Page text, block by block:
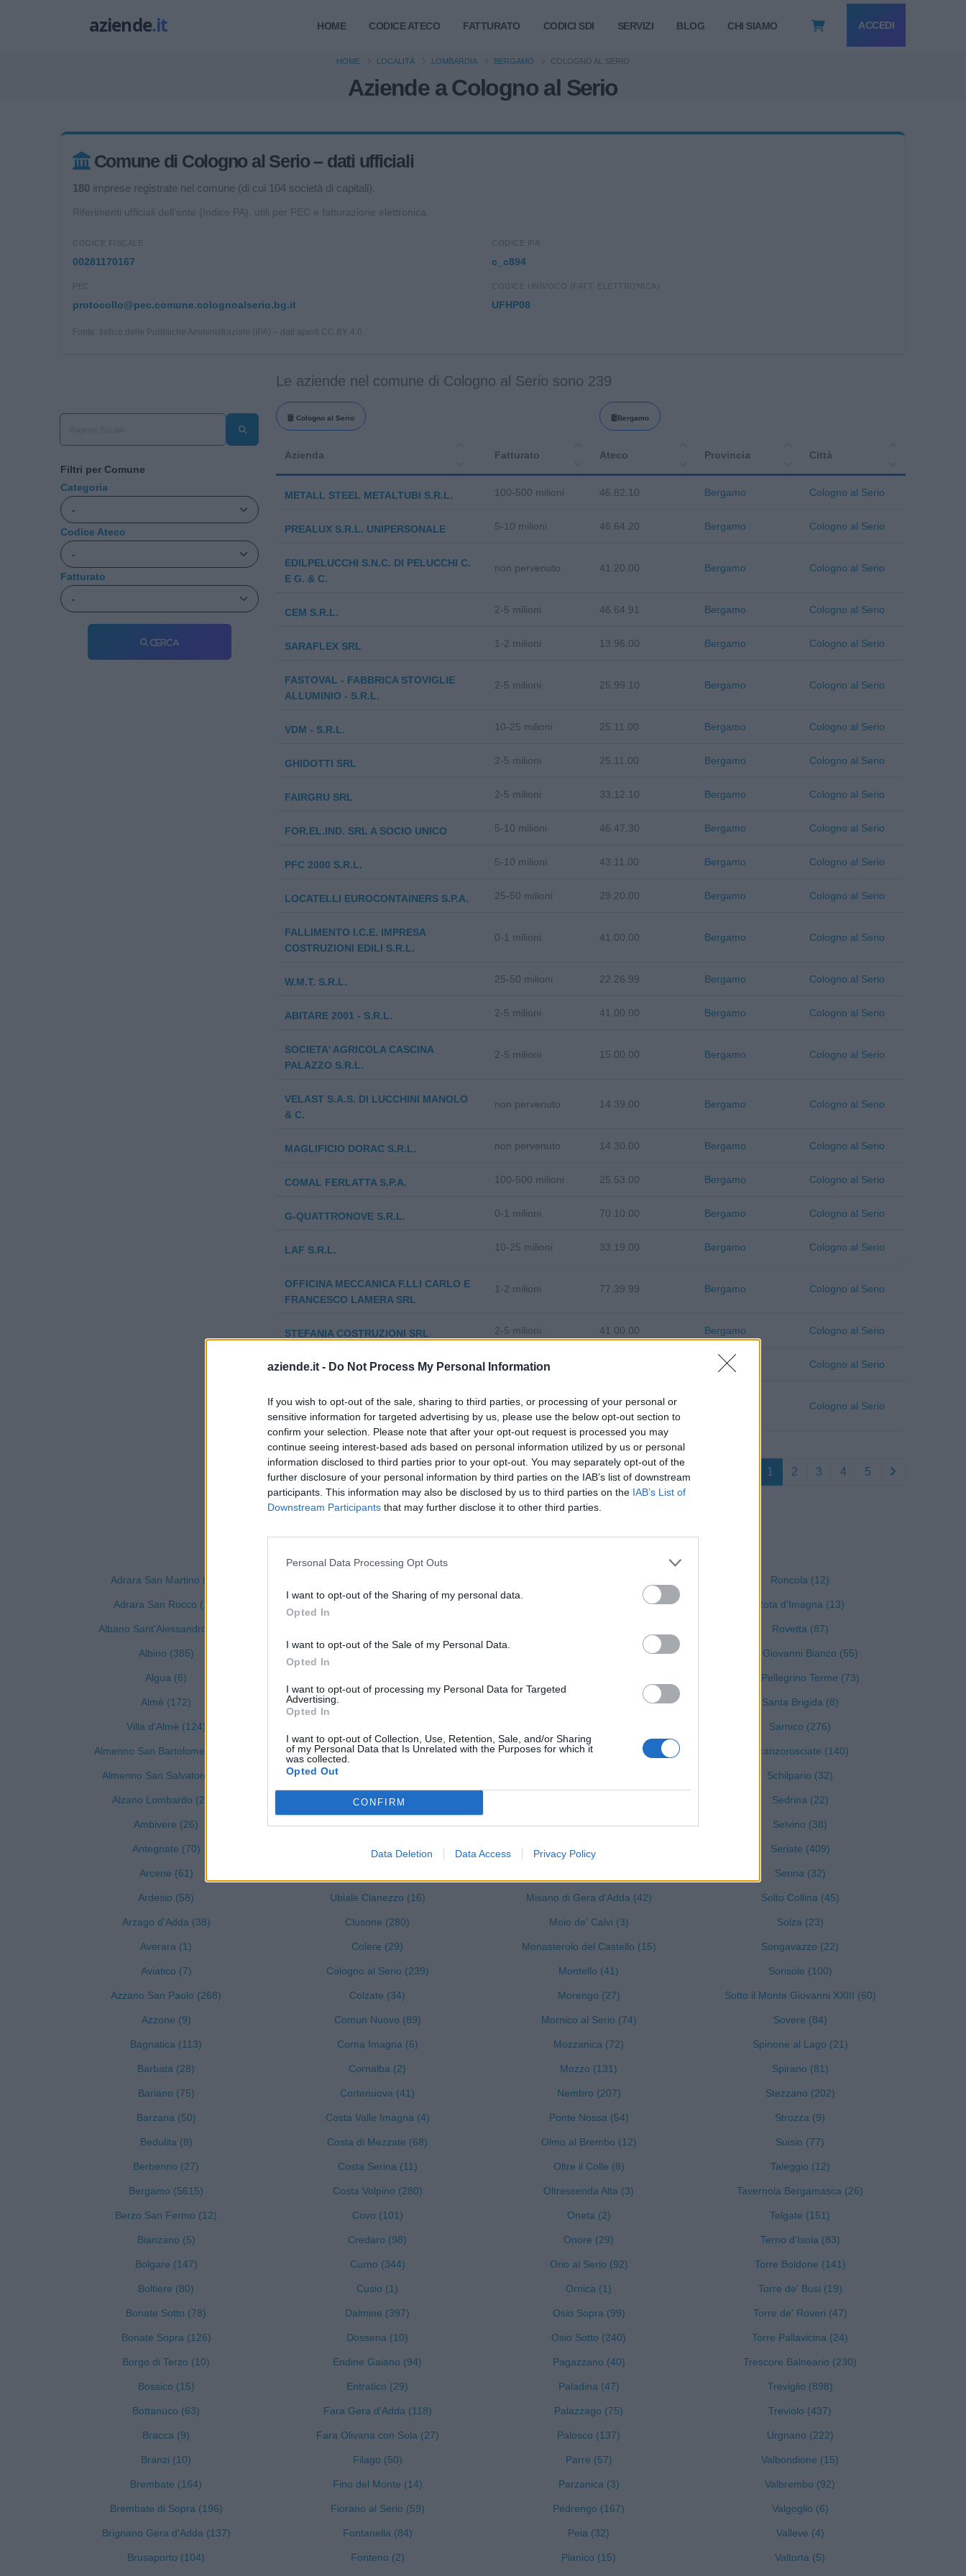
aziende.it - Do Not Process My Personal Information
If you wish to opt-out of the sale, sharing to third parties, or processing of your personal or
sensitive information for targeted advertising by us, please use the below opt-out section to
confirm your selection. Please note that after your opt-out request is processed you may
continue seeing interest-based ads based on personal information utilized by us or personal
information disclosed to third parties prior to your opt-out. You may separately opt-out of the
further disclosure of your personal information by third parties on the IAB’s list of downstream
participants. This information may also be disclosed by us to third parties on the IAB’s List of
Downstream Participants that may further disclose it to other third parties.
Personal Data Processing Opt Outs
I want to opt-out of the Sharing of my personal data.
Opted In
I want to opt-out of the Sale of my Personal Data.
Opted In
I want to opt-out of processing my Personal Data for Targeted
Advertising.
Opted In
I want to opt-out of Collection, Use, Retention, Sale, and/or Sharing
of my Personal Data that Is Unrelated with the Purposes for which it
was collected.
Opted Out
CONFIRM
Data Deletion Data Access Privacy Policy
HOME CODICE ATECO FATTURATO CODICI SDI SERVIZI BLOG CHI SIAMO ACCEDI
Aziende a Cologno al Serio
HOME LOCALITÀ LOMBARDIA BERGAMO COLOGNO AL SERIO
Comune di Cologno al Serio – dati ufficiali
180 imprese registrate nel comune (di cui 104 società di capitali).
Riferimenti ufficiali dell'ente (Indice PA), utili per PEC e fatturazione elettronica.
CODICE FISCALE
00281170167
CODICE IPA
c_c894
PEC
protocollo@pec.comune.colognoalserio.bg.it
CODICE UNIVOCO (FATT. ELETTRONICA)
UFHP08
Fonte: Indice delle Pubbliche Amministrazioni (IPA) – dati aperti CC BY 4.0.
Filtri per Comune
Categoria
Codice Ateco
Fatturato
Cerca
Le aziende nel comune di Cologno al Serio sono 239
Cologno al Serio Bergamo
Azienda Fatturato Ateco Provincia Città
METALL STEEL METALTUBI S.R.L. 100-500 milioni 46.82.10 Bergamo Cologno al Serio
PREALUX S.R.L. UNIPERSONALE 5-10 milioni 46.64.20 Bergamo Cologno al Serio
EDILPELUCCHI S.N.C. DI PELUCCHI C.
E G. & C.
non pervenuto 41.20.00 Bergamo Cologno al Serio
CEM S.R.L. 2-5 milioni 46.64.91 Bergamo Cologno al Serio
SARAFLEX SRL 1-2 milioni 13.96.00 Bergamo Cologno al Serio
FASTOVAL - FABBRICA STOVIGLIE
ALLUMINIO - S.R.L.
2-5 milioni 25.99.10 Bergamo Cologno al Serio
VDM - S.R.L. 10-25 milioni 25.11.00 Bergamo Cologno al Serio
GHIDOTTI SRL 2-5 milioni 25.11.00 Bergamo Cologno al Serio
FAIRGRU SRL 2-5 milioni 33.12.10 Bergamo Cologno al Serio
FOR.EL.IND. SRL A SOCIO UNICO 5-10 milioni 46.47.30 Bergamo Cologno al Serio
PFC 2000 S.R.L. 5-10 milioni 43.11.00 Bergamo Cologno al Serio
LOCATELLI EUROCONTAINERS S.P.A. 25-50 milioni 29.20.00 Bergamo Cologno al Serio
FALLIMENTO I.C.E. IMPRESA
COSTRUZIONI EDILI S.R.L.
0-1 milioni 41.00.00 Bergamo Cologno al Serio
W.M.T. S.R.L. 25-50 milioni 22.26.99 Bergamo Cologno al Serio
ABITARE 2001 - S.R.L. 2-5 milioni 41.00.00 Bergamo Cologno al Serio
SOCIETA' AGRICOLA CASCINA
PALAZZO S.R.L.
2-5 milioni 15.00.00 Bergamo Cologno al Serio
VELAST S.A.S. DI LUCCHINI MANOLO
& C.
non pervenuto 14.39.00 Bergamo Cologno al Serio
MAGLIFICIO DORAC S.R.L. non pervenuto 14.30.00 Bergamo Cologno al Serio
COMAL FERLATTA S.P.A. 100-500 milioni 25.53.00 Bergamo Cologno al Serio
G-QUATTRONOVE S.R.L. 0-1 milioni 70.10.00 Bergamo Cologno al Serio
LAF S.R.L. 10-25 milioni 33.19.00 Bergamo Cologno al Serio
OFFICINA MECCANICA F.LLI CARLO E
FRANCESCO LAMERA SRL
1-2 milioni 77.39.99 Bergamo Cologno al Serio
STEFANIA COSTRUZIONI SRL 2-5 milioni 41.00.00 Bergamo Cologno al Serio
SOMIN S.R.L. 10-25 milioni Bergamo Cologno al Serio
IMPRESA DI COSTRUZIONI EDILI C.F.L.
- S.R.L.
10-25 milioni 41.00.00 Cologno al Serio
1 2 3 4 5
Visualizza tutti i comuni della provincia di Bergamo
Adrara San Martino (65)
Adrara San Rocco (13)
Albano Sant'Alessandro (212)
Albino (385)
Algua (6)
Almè (172)
Villa d'Almè (124)
Almenno San Bartolomeo (126)
Almenno San Salvatore (82)
Alzano Lombardo (227)
Ambivere (26)
Antegnate (70)
Arcene (61)
Ardesio (58)
Arzago d'Adda (38)
Averara (1)
Aviatico (7)
Azzano San Paolo (268)
Azzone (9)
Bagnatica (113)
Barbata (28)
Bariano (75)
Barzana (50)
Bedulita (8)
Berbenno (27)
Bergamo (5615)
Berzo San Fermo (12)
Bianzano (5)
Bolgare (147)
Boltiere (80)
Bonate Sotto (78)
Bonate Sopra (126)
Borgo di Terzo (10)
Bossico (15)
Bottanuco (63)
Bracca (9)
Branzi (10)
Brembate (164)
Brembate di Sopra (196)
Brignano Gera d'Adda (137)
Brusaporto (104)
Cazzano Sant'Andrea (57)
Cenate Sotto (72)
Cerete (37)
Chignolo d'Isola (64)
Chiuduno (159)
Cisano Bergamasco (101)
Ciserano (155)
Ubiale Clanezzo (16)
Clusone (280)
Colere (29)
Cologno al Serio (239)
Colzate (34)
Comun Nuovo (89)
Corna Imagna (6)
Cornalba (2)
Cortenuova (41)
Costa Valle Imagna (4)
Costa di Mezzate (68)
Costa Serina (11)
Costa Volpino (280)
Covo (101)
Credaro (98)
Curno (344)
Cusio (1)
Dalmine (397)
Dossena (10)
Endine Gaiano (94)
Entratico (29)
Fara Gera d'Adda (118)
Fara Olivana con Sola (27)
Filago (50)
Fino del Monte (14)
Fiorano al Serio (59)
Fontanella (84)
Fonteno (2)
Luzzana (22)
Martinengo (204)
Medolago (84)
Misano di Gera d'Adda (42)
Moio de' Calvi (3)
Monasterolo del Castello (15)
Montello (41)
Morengo (27)
Mornico al Serio (74)
Mozzanica (72)
Mozzo (131)
Nembro (207)
Ponte Nossa (54)
Olmo al Brembo (12)
Oltre il Colle (8)
Oltressenda Alta (3)
Oneta (2)
Onore (29)
Orio al Serio (92)
Ornica (1)
Osio Sopra (99)
Osio Sotto (240)
Pagazzano (40)
Paladina (47)
Palazzago (75)
Palosco (137)
Parre (57)
Parzanica (3)
Pedrengo (167)
Peia (32)
Pianico (15)
Roncola (12)
Rota d'Imagna (13)
Rovetta (87)
San Giovanni Bianco (55)
San Pellegrino Terme (73)
Santa Brigida (8)
Sarnico (276)
Scanzorosciate (140)
Schilpario (32)
Sedrina (22)
Selvino (38)
Seriate (409)
Serina (32)
Solto Collina (45)
Solza (23)
Songavazzo (22)
Sorisole (100)
Sotto il Monte Giovanni XXIII (60)
Sovere (84)
Spinone al Lago (21)
Spirano (81)
Stezzano (202)
Strozza (9)
Suisio (77)
Taleggio (12)
Tavernola Bergamasca (26)
Telgate (151)
Terno d'Isola (83)
Torre Boldone (141)
Torre de' Busi (19)
Torre de' Roveri (47)
Torre Pallavicina (24)
Trescore Balneario (230)
Treviglio (898)
Treviolo (437)
Urgnano (222)
Valbondione (15)
Valbrembo (92)
Valgoglio (6)
Valleve (4)
Valtorta (5)